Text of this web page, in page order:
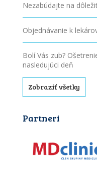
Nezabúdajte na
Objednávanie k
Bolí Vás zub?
nasledujúci deň
Zobraziť všetky
Partneri